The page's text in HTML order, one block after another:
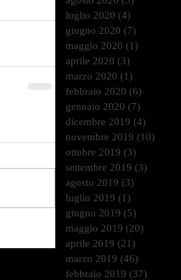
luglio 2020 (4)
giugno 2020 (7)
maggio 2020 (1)
aprile 2020 (3)
marzo 2020 (1)
febbraio 2020 (6)
gennaio 2020 (7)
dicembre 2019 (4)
novembre 2019 (10)
ottobre 2019 (3)
settembre 2019 (3)
agosto 2019 (3)
luglio 2019 (1)
giugno 2019 (5)
maggio 2019 (20)
aprile 2019 (21)
marzo 2019 (46)
febbraio 2019 (37)